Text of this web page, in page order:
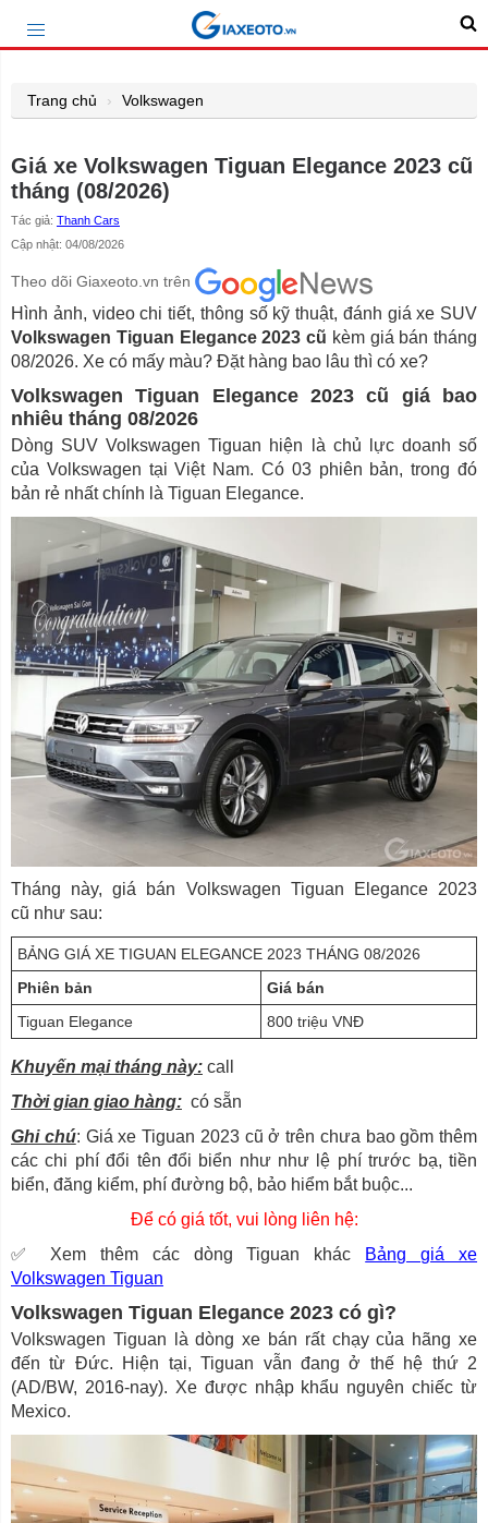
Trang chủ Volkswagen
Giá xe Volkswagen Tiguan Elegance 2023 cũ
tháng (08/2026)
Tác giả: Thanh Cars
Cập nhật: 04/08/2026
Theo dõi Giaxeoto.vn trên
Hình ảnh, video chi tiết, thông số kỹ thuật, đánh giá xe SUV
Volkswagen Tiguan Elegance 2023 cũ kèm giá bán tháng
08/2026. Xe có mấy màu? Đặt hàng bao lâu thì có xe?
Volkswagen Tiguan Elegance 2023 cũ giá bao
nhiêu tháng 08/2026
Dòng SUV Volkswagen Tiguan hiện là chủ lực doanh số
của Volkswagen tại Việt Nam. Có 03 phiên bản, trong đó
bản rẻ nhất chính là Tiguan Elegance.
Tháng này, giá bán Volkswagen Tiguan Elegance 2023
cũ như sau:
BẢNG GIÁ XE TIGUAN ELEGANCE 2023 THÁNG 08/2026
Phiên bản
Giá bán
Tiguan Elegance
800 triệu VNĐ
Khuyến mại tháng này: call
Thời gian giao hàng: có sẵn
Ghi chú: Giá xe Tiguan 2023 cũ ở trên chưa bao gồm thêm
các chi phí đổi tên đổi biển như như lệ phí trước bạ, tiền
biển, đăng kiểm, phí đường bộ, bảo hiểm bắt buộc...
Để có giá tốt, vui lòng liên hệ:
✅ Xem thêm các dòng Tiguan khác
Bảng giá xe
Volkswagen Tiguan
Volkswagen Tiguan Elegance 2023 có gì?
Volkswagen Tiguan là dòng xe bán rất chạy của hãng xe
đến từ Đức. Hiện tại, Tiguan vẫn đang ở thế hệ thứ 2
(AD/BW, 2016-nay). Xe được nhập khẩu nguyên chiếc từ
Mexico.